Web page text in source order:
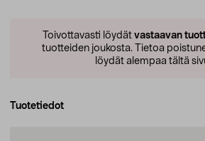
Toivottavasti löydät vastaavan
tuotteiden joukosta. Tietoa
löydät alempaa tältä
Tuotetiedot